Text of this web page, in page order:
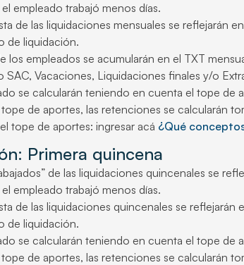
empleado trabajó menos días.
de las liquidaciones mensuales se reflejarán
de liquidación.
los empleados se acumularán en el TXT
SAC, Vacaciones, Liquidaciones finales y/o
se calcularán teniendo en cuenta el tope
de aportes, las retenciones se calcularán
tope de aportes: ingresar acá ¿Qué
Primera quincena
de las liquidaciones quincenales se
empleado trabajó menos días.
de las liquidaciones quincenales se
de liquidación.
se calcularán teniendo en cuenta el tope
de aportes, las retenciones se calcularán